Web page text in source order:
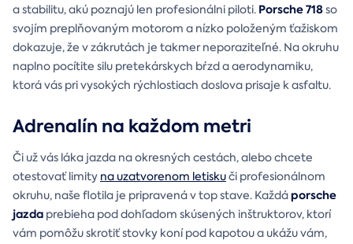
a stabilitu, akú poznajú len profesionálni piloti. Porsche 718so
svojím preplňovaným motorom a nízko položeným ťažiskom
dokazuje, že v zákrutách je takmer neporaziteľné. Na okruhu
naplno pocítite silu pretekárskych bŕzd a aerodynamiku,
ktorá vás pri vysokých rýchlostiach doslova prisaje k asfaltu.
Adrenalín na každom metri
Či už vás láka jazda na okresných cestách, alebo chcete
otestovať limity na uzatvorenom letiskuči profesionálnom
okruhu, naše flotila je pripravená v top stave. Každáporsche
jazda prebieha pod dohľadom skúsených inštruktorov, ktorí
vám pomôžu skrotiť stovky koní pod kapotou a ukážu vám,